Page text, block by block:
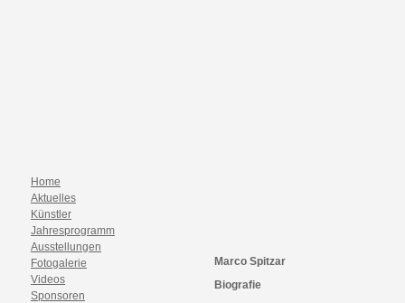
Marco Spitzar
Biografie
Home
Aktuelles
Künstler
Jahresprogramm
Ausstellungen
Fotogalerie
Videos
Sponsoren